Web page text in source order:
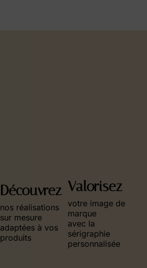
Découvrez
nos réalisations
sur mesure
adaptées à vos
produits
Valorisez
votre image de
marque
avec la
sérigraphie
personnalisée